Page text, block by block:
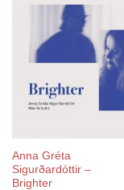
Anna Gréta
Sigurðardóttir –
Brighter